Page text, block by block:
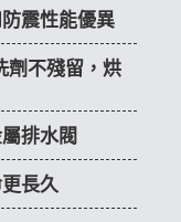
震性能優異
劑不殘留，烘
排水閥
長久